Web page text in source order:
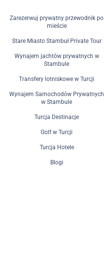
Zarezerwuj prywatny przewodnik po
mieście
Stare Miasto Stambuł Private Tour
Wynajem jachtów prywatnych w
Stambule
Transfery lotniskowe w Turcji
Wynajem Samochodów Prywatnych
w Stambule
Turcja Destinacje
Golf w Turcji
Turcja Hotele
Blogi